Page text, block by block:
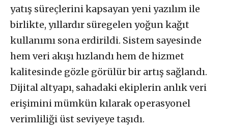
yatış süreçlerini kapsayan yeni yazılım ile
birlikte, yıllardır süregelen yoğun kağıt
kullanımı sona erdirildi. Sistem sayesinde
hem veri akışı hızlandı hem de hizmet
kalitesinde gözle görülür bir artış sağlandı.
Dijital altyapı, sahadaki ekiplerin anlık veri
erişimini mümkün kılarak operasyonel
verimliliği üst seviyeye taşıdı.